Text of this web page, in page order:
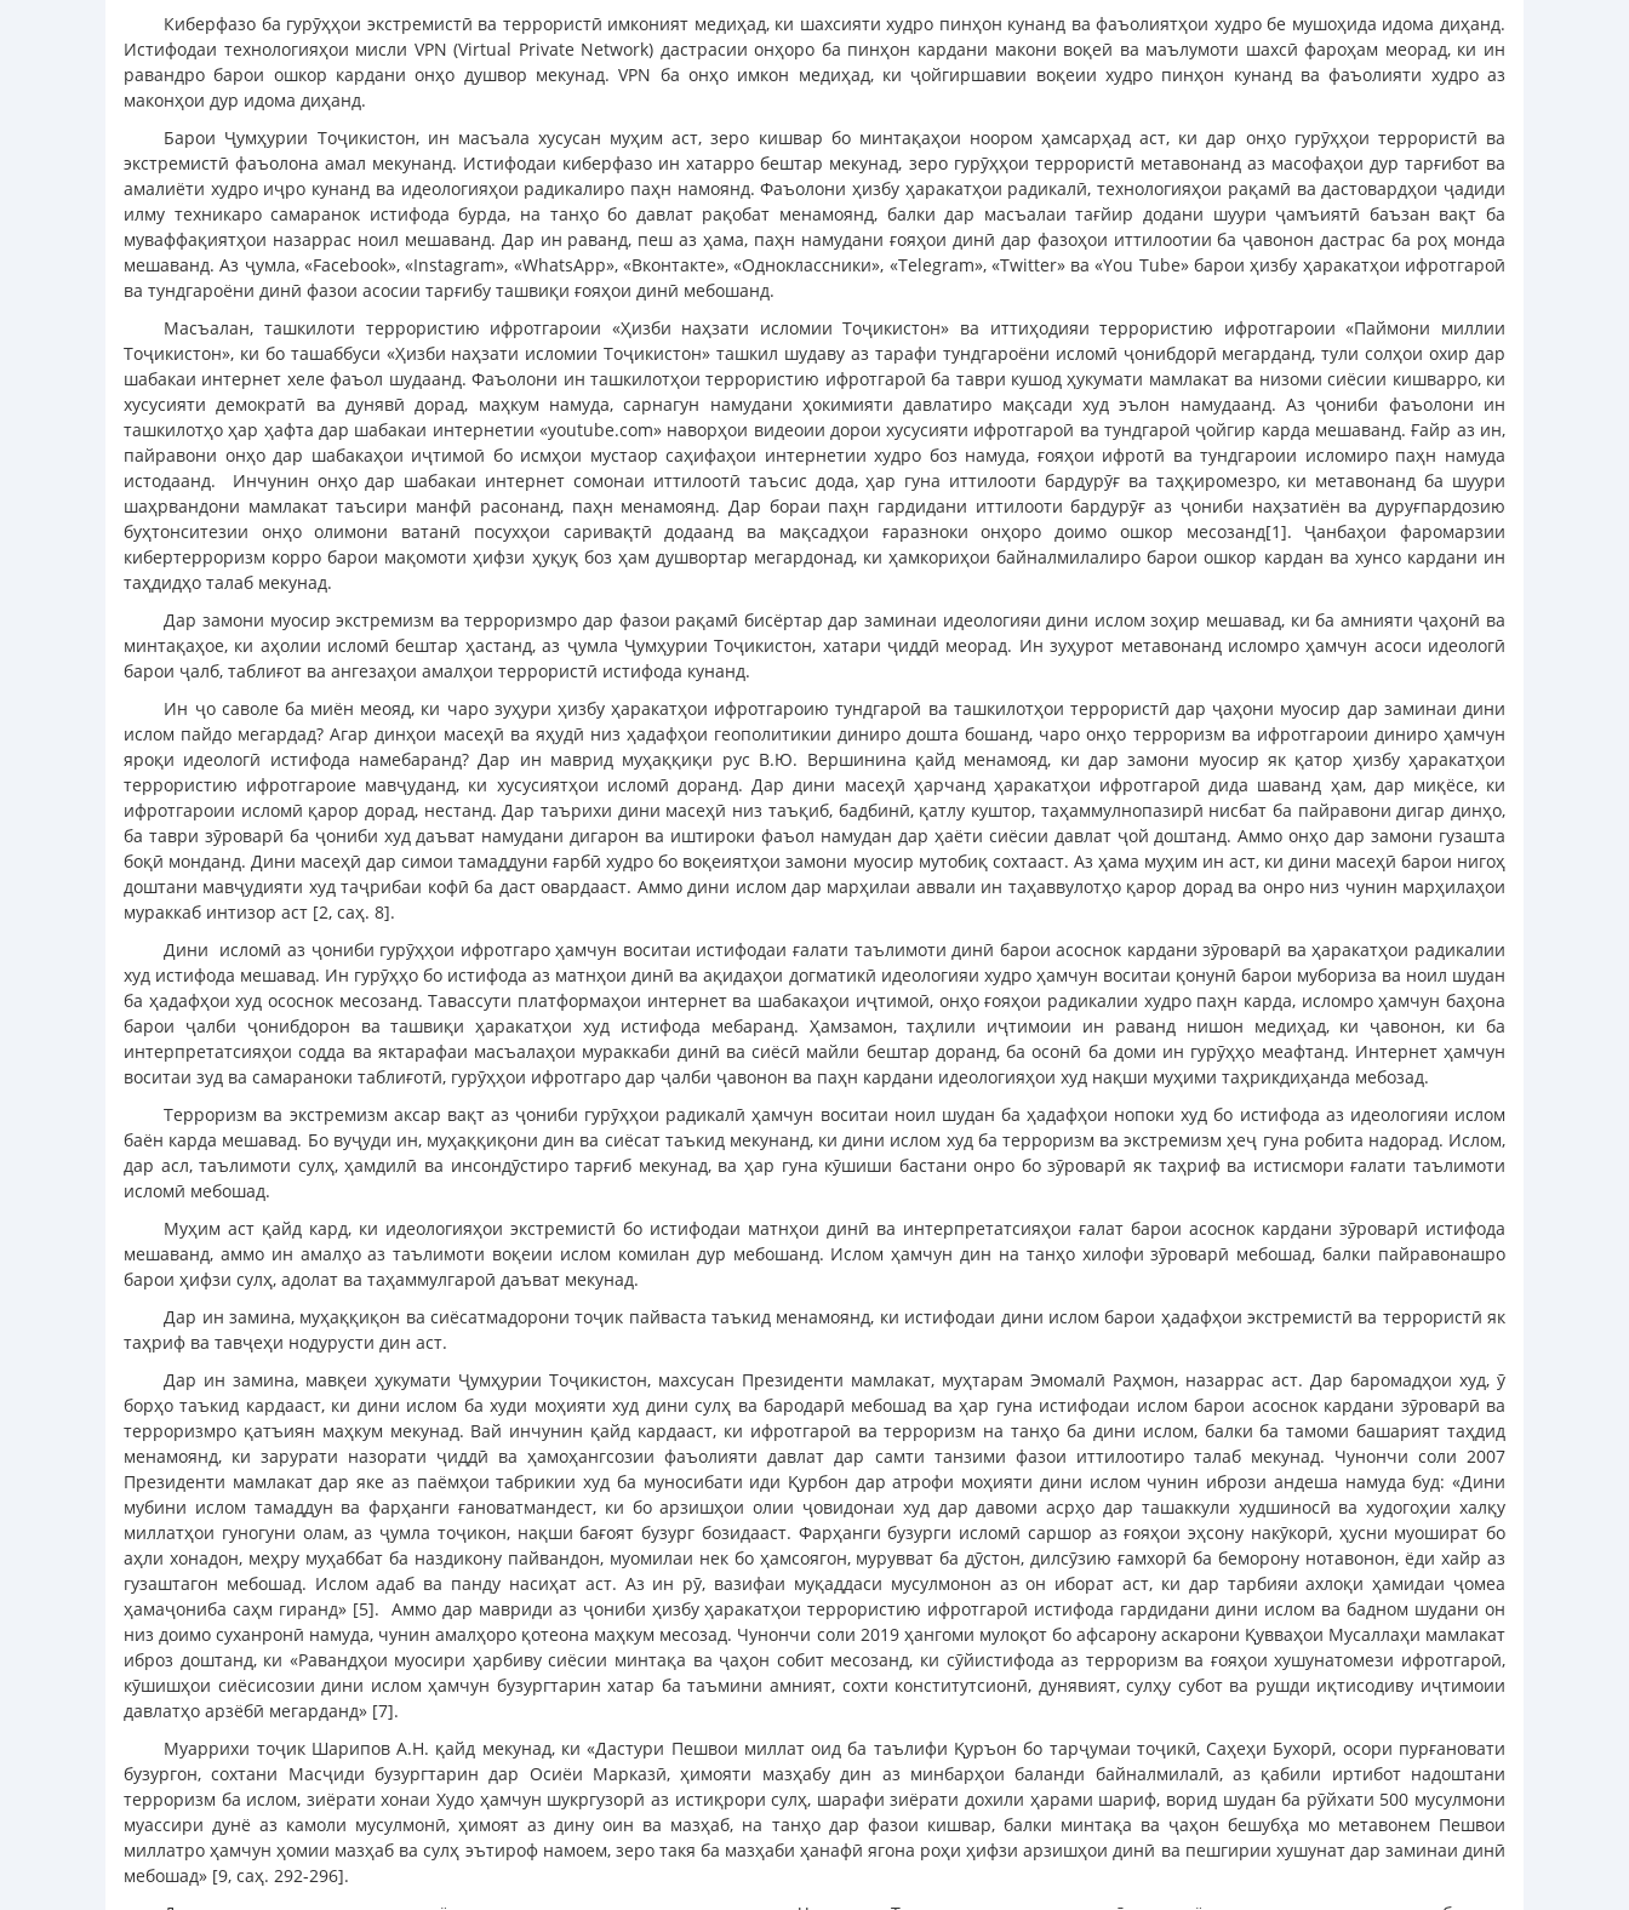
Киберфазо ба гурӯҳҳои экстремистӣ ва террористӣ имконият медиҳад, ки шахсияти худро пинҳон кунанд ва фаъолиятҳои худро бе мушоҳида идома диҳанд.
Истифодаи технологияҳои мисли VPN (Virtual Private Network) дастрасии онҳоро ба пинҳон кардани макони воқеӣ ва маълумоти шахсӣ фароҳам меорад, ки ин
равандро барои ошкор кардани онҳо душвор мекунад. VPN ба онҳо имкон медиҳад, ки ҷойгиршавии воқеии худро пинҳон кунанд ва фаъолияти худро аз
маконҳои дур идома диҳанд.
Барои Ҷумҳурии Тоҷикистон, ин масъала хусусан муҳим аст, зеро кишвар бо минтақаҳои ноором ҳамсарҳад аст, ки дар онҳо гурӯҳҳои террористӣ ва
экстремистӣ фаъолона амал мекунанд. Истифодаи киберфазо ин хатарро бештар мекунад, зеро гурӯҳҳои террористӣ метавонанд аз масофаҳои дур тарғибот ва
амалиёти худро иҷро кунанд ва идеологияҳои радикалиро паҳн намоянд. Фаъолони ҳизбу ҳаракатҳои радикалӣ, технологияҳои рақамӣ ва дастовардҳои ҷадиди
илму техникаро самаранок истифода бурда, на танҳо бо давлат рақобат менамоянд, балки дар масъалаи тағйир додани шуури ҷамъиятӣ баъзан вақт ба
муваффақиятҳои назаррас ноил мешаванд. Дар ин раванд, пеш аз ҳама, паҳн намудани ғояҳои динӣ дар фазоҳои иттилоотии ба ҷавонон дастрас ба роҳ монда
мешаванд. Аз ҷумла, «Facebook», «Instagram», «WhatsApp», «Вконтакте», «Одноклассники», «Telegram», «Twitter» ва «You Tube» барои ҳизбу ҳаракатҳои ифротгароӣ
ва тундгароёни динӣ фазои асосии тарғибу ташвиқи ғояҳои динӣ мебошанд.
Масъалан, ташкилоти террористию ифротгароии «Ҳизби наҳзати исломии Тоҷикистон» ва иттиҳодияи террористию ифротгароии «Паймони миллии
Тоҷикистон», ки бо ташаббуси «Ҳизби наҳзати исломии Тоҷикистон» ташкил шудаву аз тарафи тундгароёни исломӣ ҷонибдорӣ мегарданд, тули солҳои охир дар
шабакаи интернет хеле фаъол шудаанд. Фаъолони ин ташкилотҳои террористию ифротгароӣ ба таври кушод ҳукумати мамлакат ва низоми сиёсии кишварро, ки
хусусияти демократӣ ва дунявӣ дорад, маҳкум намуда, сарнагун намудани ҳокимияти давлатиро мақсади худ эълон намудаанд. Аз ҷониби фаъолони ин
ташкилотҳо ҳар ҳафта дар шабакаи интернетии «youtube.com» наворҳои видеоии дорои хусусияти ифротгароӣ ва тундгароӣ ҷойгир карда мешаванд. Ғайр аз ин,
пайравони онҳо дар шабакаҳои иҷтимоӣ бо исмҳои мустаор саҳифаҳои интернетии худро боз намуда, ғояҳои ифротӣ ва тундгароии исломиро паҳн намуда
истодаанд. Инчунин онҳо дар шабакаи интернет сомонаи иттилоотӣ таъсис дода, ҳар гуна иттилооти бардурӯғ ва таҳқиромезро, ки метавонанд ба шуури
шаҳрвандони мамлакат таъсири манфӣ расонанд, паҳн менамоянд. Дар бораи паҳн гардидани иттилооти бардурӯғ аз ҷониби наҳзатиён ва дуруғпардозию
буҳтонситезии онҳо олимони ватанӣ посухҳои саривақтӣ додаанд ва мақсадҳои ғаразноки онҳоро доимо ошкор месозанд[1]. Ҷанбаҳои фаромарзии
кибертерроризм корро барои мақомоти ҳифзи ҳуқуқ боз ҳам душвортар мегардонад, ки ҳамкориҳои байналмилалиро барои ошкор кардан ва хунсо кардани ин
таҳдидҳо талаб мекунад.
Дар замони муосир экстремизм ва терроризмро дар фазои рақамӣ бисёртар дар заминаи идеологияи дини ислом зоҳир мешавад, ки ба амнияти ҷаҳонӣ ва
минтақаҳое, ки аҳолии исломӣ бештар ҳастанд, аз ҷумла Ҷумҳурии Тоҷикистон, хатари ҷиддӣ меорад. Ин зуҳурот метавонанд исломро ҳамчун асоси идеологӣ
барои ҷалб, таблиғот ва ангезаҳои амалҳои террористӣ истифода кунанд.
Ин ҷо саволе ба миён меояд, ки чаро зуҳури ҳизбу ҳаракатҳои ифротгароию тундгароӣ ва ташкилотҳои террористӣ дар ҷаҳони муосир дар заминаи дини
ислом пайдо мегардад? Агар динҳои масеҳӣ ва яҳудӣ низ ҳадафҳои геополитикии диниро дошта бошанд, чаро онҳо терроризм ва ифротгароии диниро ҳамчун
яроқи идеологӣ истифода намебаранд? Дар ин маврид муҳаққиқи рус В.Ю. Вершинина қайд менамояд, ки дар замони муосир як қатор ҳизбу ҳаракатҳои
террористию ифротгароие мавҷуданд, ки хусусиятҳои исломӣ доранд. Дар дини масеҳӣ ҳарчанд ҳаракатҳои ифротгароӣ дида шаванд ҳам, дар миқёсе, ки
ифротгароии исломӣ қарор дорад, нестанд. Дар таърихи дини масеҳӣ низ таъқиб, бадбинӣ, қатлу куштор, таҳаммулнопазирӣ нисбат ба пайравони дигар динҳо,
ба таври зӯроварӣ ба ҷониби худ даъват намудани дигарон ва иштироки фаъол намудан дар ҳаёти сиёсии давлат ҷой доштанд. Аммо онҳо дар замони гузашта
боқӣ монданд. Дини масеҳӣ дар симои тамаддуни ғарбӣ худро бо воқеиятҳои замони муосир мутобиқ сохтааст. Аз ҳама муҳим ин аст, ки дини масеҳӣ барои нигоҳ
доштани мавҷудияти худ таҷрибаи кофӣ ба даст овардааст. Аммо дини ислом дар марҳилаи аввали ин таҳаввулотҳо қарор дорад ва онро низ чунин марҳилаҳои
мураккаб интизор аст [2, саҳ. 8].
Дини исломӣ аз ҷониби гурӯҳҳои ифротгаро ҳамчун воситаи истифодаи ғалати таълимоти динӣ барои асоснок кардани зӯроварӣ ва ҳаракатҳои радикалии
худ истифода мешавад. Ин гурӯҳҳо бо истифода аз матнҳои динӣ ва ақидаҳои догматикӣ идеологияи худро ҳамчун воситаи қонунӣ барои мубориза ва ноил шудан
ба ҳадафҳои худ ососнок месозанд. Тавассути платформаҳои интернет ва шабакаҳои иҷтимоӣ, онҳо ғояҳои радикалии худро паҳн карда, исломро ҳамчун баҳона
барои ҷалби ҷонибдорон ва ташвиқи ҳаракатҳои худ истифода мебаранд. Ҳамзамон, таҳлили иҷтимоии ин раванд нишон медиҳад, ки ҷавонон, ки ба
интерпретатсияҳои содда ва яктарафаи масъалаҳои мураккаби динӣ ва сиёсӣ майли бештар доранд, ба осонӣ ба доми ин гурӯҳҳо меафтанд. Интернет ҳамчун
воситаи зуд ва самараноки таблиғотӣ, гурӯҳҳои ифротгаро дар ҷалби ҷавонон ва паҳн кардани идеологияҳои худ нақши муҳими таҳрикдиҳанда мебозад.
Терроризм ва экстремизм аксар вақт аз ҷониби гурӯҳҳои радикалӣ ҳамчун воситаи ноил шудан ба ҳадафҳои нопоки худ бо истифода аз идеологияи ислом
баён карда мешавад. Бо вуҷуди ин, муҳаққиқони дин ва сиёсат таъкид мекунанд, ки дини ислом худ ба терроризм ва экстремизм ҳеҷ гуна робита надорад. Ислом,
дар асл, таълимоти сулҳ, ҳамдилӣ ва инсондӯстиро тарғиб мекунад, ва ҳар гуна кӯшиши бастани онро бо зӯроварӣ як таҳриф ва истисмори ғалати таълимоти
исломӣ мебошад.
Муҳим аст қайд кард, ки идеологияҳои экстремистӣ бо истифодаи матнҳои динӣ ва интерпретатсияҳои ғалат барои асоснок кардани зӯроварӣ истифода
мешаванд, аммо ин амалҳо аз таълимоти воқеии ислом комилан дур мебошанд. Ислом ҳамчун дин на танҳо хилофи зӯроварӣ мебошад, балки пайравонашро
барои ҳифзи сулҳ, адолат ва таҳаммулгароӣ даъват мекунад.
Дар ин замина, муҳаққиқон ва сиёсатмадорони тоҷик пайваста таъкид менамоянд, ки истифодаи дини ислом барои ҳадафҳои экстремистӣ ва террористӣ як
таҳриф ва тавҷеҳи нодурусти дин аст.
Дар ин замина, мавқеи ҳукумати Ҷумҳурии Тоҷикистон, махсусан Президенти мамлакат, муҳтарам Эмомалӣ Раҳмон, назаррас аст. Дар баромадҳои худ, ӯ
борҳо таъкид кардааст, ки дини ислом ба худи моҳияти худ дини сулҳ ва бародарӣ мебошад ва ҳар гуна истифодаи ислом барои асоснок кардани зӯроварӣ ва
терроризмро қатъиян маҳкум мекунад. Вай инчунин қайд кардааст, ки ифротгароӣ ва терроризм на танҳо ба дини ислом, балки ба тамоми башарият таҳдид
менамоянд, ки зарурати назорати ҷиддӣ ва ҳамоҳангсозии фаъолияти давлат дар самти танзими фазои иттилоотиро талаб мекунад. Чунончи соли 2007
Президенти мамлакат дар яке аз паёмҳои табрикии худ ба муносибати иди Қурбон дар атрофи моҳияти дини ислом чунин ибрози андеша намуда буд: «Дини
мубини ислом тамаддун ва фарҳанги ғановатмандест, ки бо арзишҳои олии ҷовидонаи худ дар давоми асрҳо дар ташаккули худшиносӣ ва худогоҳии халқу
миллатҳои гуногуни олам, аз ҷумла тоҷикон, нақши бағоят бузург бозидааст. Фарҳанги бузурги исломӣ саршор аз ғояҳои эҳсону накӯкорӣ, ҳусни муошират бо
аҳли хонадон, меҳру муҳаббат ба наздикону пайвандон, муомилаи нек бо ҳамсоягон, мурувват ба дӯстон, дилсӯзию ғамхорӣ ба беморону нотавонон, ёди хайр аз
гузаштагон мебошад. Ислом адаб ва панду насиҳат аст. Аз ин рӯ, вазифаи муқаддаси мусулмонон аз он иборат аст, ки дар тарбияи ахлоқи ҳамидаи ҷомеа
ҳамаҷониба саҳм гиранд» [5]. Аммо дар мавриди аз ҷониби ҳизбу ҳаракатҳои террористию ифротгароӣ истифода гардидани дини ислом ва бадном шудани он
низ доимо суханронӣ намуда, чунин амалҳоро қотеона маҳкум месозад. Чунончи соли 2019 ҳангоми мулоқот бо афсарону аскарони Қувваҳои Мусаллаҳи мамлакат
иброз доштанд, ки «Равандҳои муосири ҳарбиву сиёсии минтақа ва ҷаҳон собит месозанд, ки сӯйистифода аз терроризм ва ғояҳои хушунатомези ифротгароӣ,
кӯшишҳои сиёсисозии дини ислом ҳамчун бузургтарин хатар ба таъмини амният, сохти конститутсионӣ, дунявият, сулҳу субот ва рушди иқтисодиву иҷтимоии
давлатҳо арзёбӣ мегарданд» [7].
Муаррихи тоҷик Шарипов А.Н. қайд мекунад, ки «Дастури Пешвои миллат оид ба таълифи Қуръон бо тарҷумаи тоҷикӣ, Саҳеҳи Бухорӣ, осори пурғановати
бузургон, сохтани Масҷиди бузургтарин дар Осиёи Марказӣ, ҳимояти мазҳабу дин аз минбарҳои баланди байналмилалӣ, аз қабили иртибот надоштани
терроризм ба ислом, зиёрати хонаи Худо ҳамчун шукргузорӣ аз истиқрори сулҳ, шарафи зиёрати дохили ҳарами шариф, ворид шудан ба рӯйхати 500 мусулмони
муассири дунё аз камоли мусулмонӣ, ҳимоят аз дину оин ва мазҳаб, на танҳо дар фазои кишвар, балки минтақа ва ҷаҳон бешубҳа мо метавонем Пешвои
миллатро ҳамчун ҳомии мазҳаб ва сулҳ эътироф намоем, зеро такя ба мазҳаби ҳанафӣ ягона роҳи ҳифзи арзишҳои динӣ ва пешгирии хушунат дар заминаи динӣ
мебошад» [9, саҳ. 292-296].